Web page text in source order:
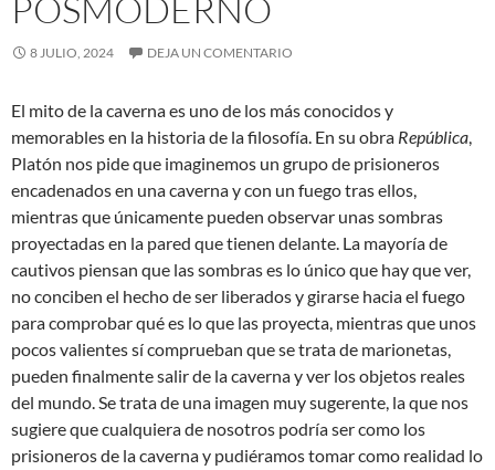
POSMODERNO
8 JULIO, 2024 DEJA UN COMENTARIO
El mito de la caverna es uno de los más conocidos y
memorables en la historia de la filosofía. En su obra República,
Platón nos pide que imaginemos un grupo de prisioneros
encadenados en una caverna y con un fuego tras ellos,
mientras que únicamente pueden observar unas sombras
proyectadas en la pared que tienen delante. La mayoría de
cautivos piensan que las sombras es lo único que hay que ver,
no conciben el hecho de ser liberados y girarse hacia el fuego
para comprobar qué es lo que las proyecta, mientras que unos
pocos valientes sí comprueban que se trata de marionetas,
pueden finalmente salir de la caverna y ver los objetos reales
del mundo. Se trata de una imagen muy sugerente, la que nos
sugiere que cualquiera de nosotros podría ser como los
prisioneros de la caverna y pudiéramos tomar como realidad lo